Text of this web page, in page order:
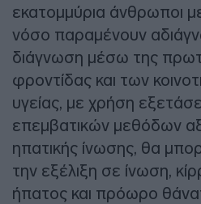
εκατομμύρια άνθρωποι
νόσο παραμένουν
διάγνωση μέσω της
φροντίδας και των
υγείας, με χρήση
επεμβατικών μεθόδων
ηπατικής ίνωσης, θα
την εξέλιξη σε ίνωση,
ήπατος και πρόωρο